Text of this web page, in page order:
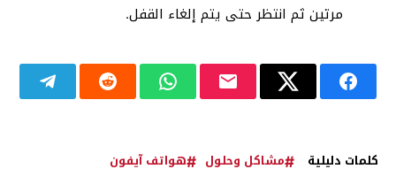
مرتين ثم انتظر حتى يتم إلغاء القفل.
كلمات دليلية مشاكل وحلول هواتف آيفون